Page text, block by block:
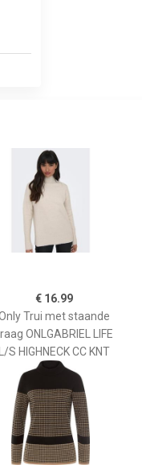
€ 16.99
Trui met staande
ONLGABRIEL LIFE
S HIGHNECK CC KNT